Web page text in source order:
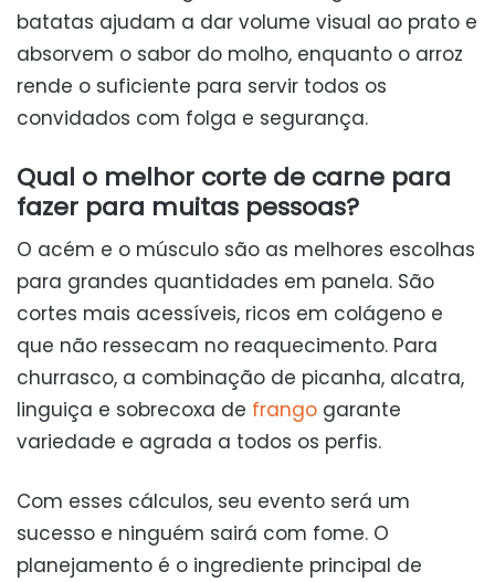
batatas ajudam a dar volume visual ao prato e
absorvem o sabor do molho, enquanto o arroz
rende o suficiente para servir todos os
convidados com folga e segurança.
Qual o melhor corte de carne para
fazer para muitas pessoas?
O acém e o músculo são as melhores escolhas
para grandes quantidades em panela. São
cortes mais acessíveis, ricos em colágeno e
que não ressecam no reaquecimento. Para
churrasco, a combinação de picanha, alcatra,
linguiça e sobrecoxa de frango garante
variedade e agrada a todos os perfis.
Com esses cálculos, seu evento será um
sucesso e ninguém sairá com fome. O
planejamento é o ingrediente principal de